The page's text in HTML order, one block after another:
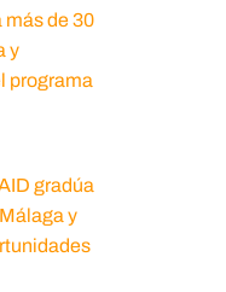
más de 30
y
programa
gradúa
y